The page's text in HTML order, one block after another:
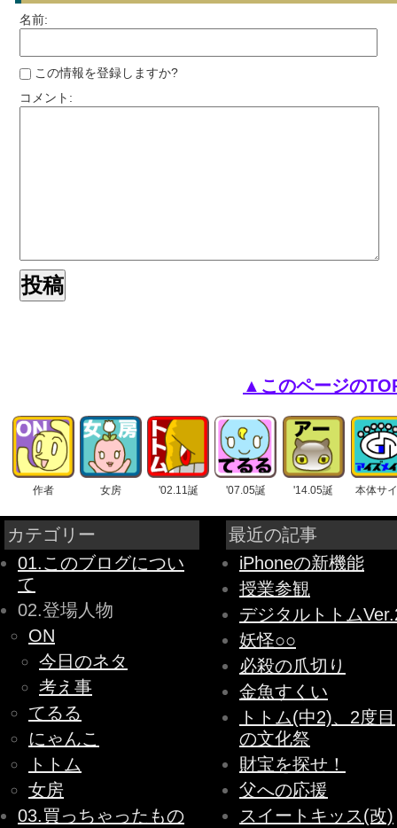
名前:
この情報を登録しますか?
コメント:
▲このページの
作者 女房 '02.11誕 '07.05誕 '14.05誕 本体サ
カテゴリー
01.このブログについ
て
02.登場人物
ON
今日のネタ
考え事
てるる
にゃんこ
トトム
女房
03.買っちゃったもの
最近の記事
iPhoneの新機能
授業参観
デジタルトトム
妖怪○○
必殺の爪切り
金魚すくい
トトム(中2)、2度目
の文化祭
財宝を探せ！
父への応援
スイートキッス(改)